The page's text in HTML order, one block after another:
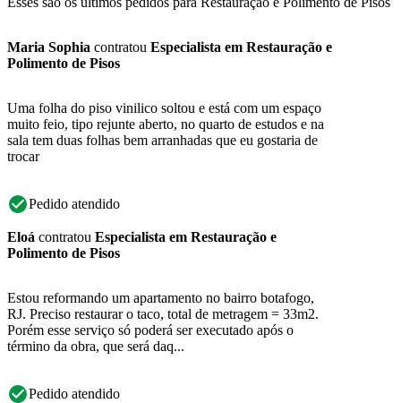
Maria Sophia contratou Especialista em Restauração e
Polimento de Pisos
Uma folha do piso vinilico soltou e está com um espaço
muito feio, tipo rejunte aberto, no quarto de estudos e na
sala tem duas folhas bem arranhadas que eu gostaria de
trocar
Pedido atendido
Eloá contratou Especialista em Restauração e
Polimento de Pisos
Estou reformando um apartamento no bairro botafogo,
RJ. Preciso restaurar o taco, total de metragem = 33m2.
Porém esse serviço só poderá ser executado após o
término da obra, que será daq...
Pedido atendido